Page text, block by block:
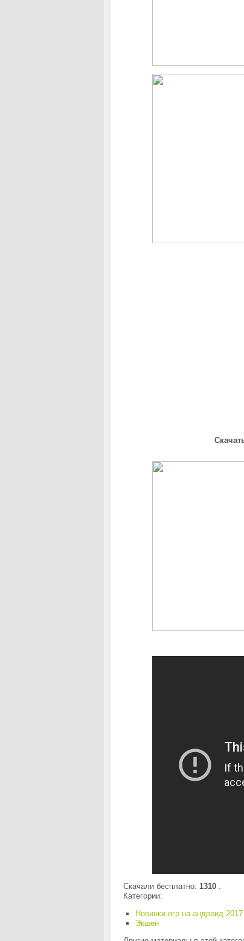
Скачали бесплатно: 1310.
Категории:
Новинки игр на андроид 2017
Экшен